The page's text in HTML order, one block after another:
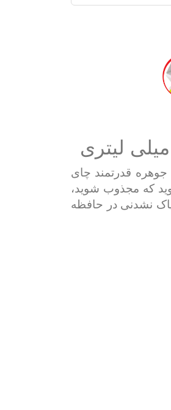
قدرتمند چای
که مجذوب شوید،
نشدنی در حافظه